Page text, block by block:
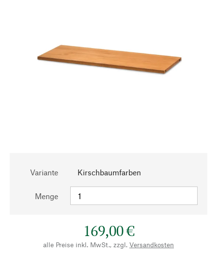
Variante Kirschbaumfarben
Menge
169,00 €
alle Preise inkl. MwSt., zzgl. Versandkosten